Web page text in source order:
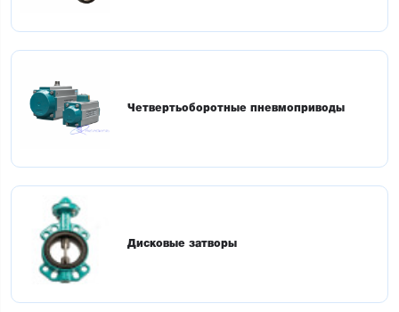
Четвертьоборотные пневмоприводы
Дисковые затворы